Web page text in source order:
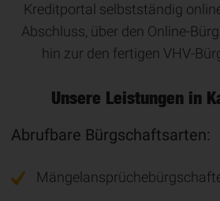
Kreditportal selbstständig
Abschluss, über den Online-
hin zur den fertigen VHV-
Unsere Leistungen in
Abrufbare Bürgschaftsarten: